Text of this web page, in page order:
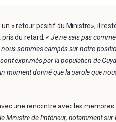
un « retour positif du Ministre», il
du retard. « Je ne sais pas
sommes campés sur notre
exprimés par la population de
moment donné que la parole que
une rencontre avec les
Ministre de l'intérieur, notamment sur